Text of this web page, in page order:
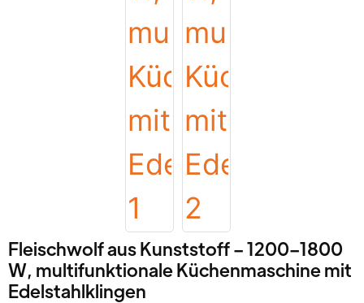
Fleischwolf aus Kunststoff – 1200–1800
W, multifunktionale Küchenmaschine mit
Edelstahlklingen